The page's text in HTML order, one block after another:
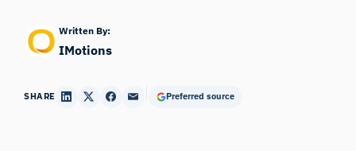
Written By:
IMotions
SHARE Preferred source